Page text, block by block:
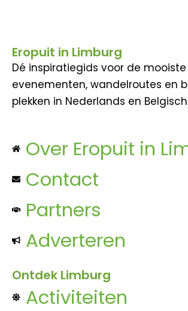
Eropuit in Limburg
Dé inspiratiegids voor de
evenementen, wandelroutes en
plekken in Nederlands en
Over Eropuit in
Contact
Partners
Adverteren
Ontdek Limburg
Activiteiten